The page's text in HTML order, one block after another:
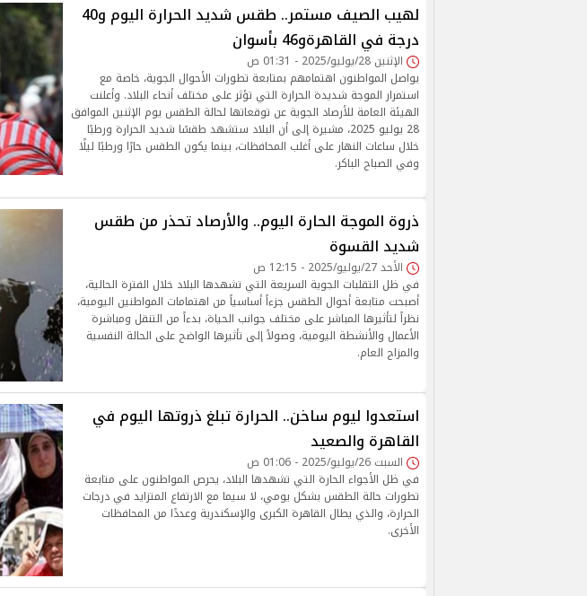
لهيب الصيف مستمر.. طقس شديد الحرارة اليوم و40
درجة في القاهرةو46 بأسوان
الإثنين 28/يوليو/2025 - 01:31 ص
يواصل المواطنون اهتمامهم بمتابعة تطورات الأحوال الجوية، خاصة مع
استمرار الموجة شديدة الحرارة التي تؤثر على مختلف أنحاء البلاد. وأعلنت
الهيئة العامة للأرصاد الجوية عن توقعاتها لحالة الطقس يوم الإثنين الموافق
28 يوليو 2025، مشيرة إلى أن البلاد ستشهد طقسًا شديد الحرارة ورطبًا
خلال ساعات النهار على أغلب المحافظات، بينما يكون الطقس حارًا ورطبًا ليلًا
وفي الصباح الباكر.
ذروة الموجة الحارة اليوم.. والأرصاد تحذر من طقس
شديد القسوة
الأحد 27/يوليو/2025 - 12:15 ص
في ظل التقلبات الجوية السريعة التي تشهدها البلاد خلال الفترة الحالية،
أصبحت متابعة أحوال الطقس جزءاً أساسياً من اهتمامات المواطنين اليومية،
نظراً لتأثيرها المباشر على مختلف جوانب الحياة، بدءاً من التنقل ومباشرة
الأعمال والأنشطة اليومية، وصولاً إلى تأثيرها الواضح على الحالة النفسية
والمزاج العام.
استعدوا ليوم ساخن.. الحرارة تبلغ ذروتها اليوم في
القاهرة والصعيد
السبت 26/يوليو/2025 - 01:06 ص
في ظل الأجواء الحارة التي تشهدها البلاد، يحرص المواطنون على متابعة
تطورات حالة الطقس بشكل يومي، لا سيما مع الارتفاع المتزايد في درجات
الحرارة، والذي يطال القاهرة الكبرى والإسكندرية وعددًا من المحافظات
الأخرى.